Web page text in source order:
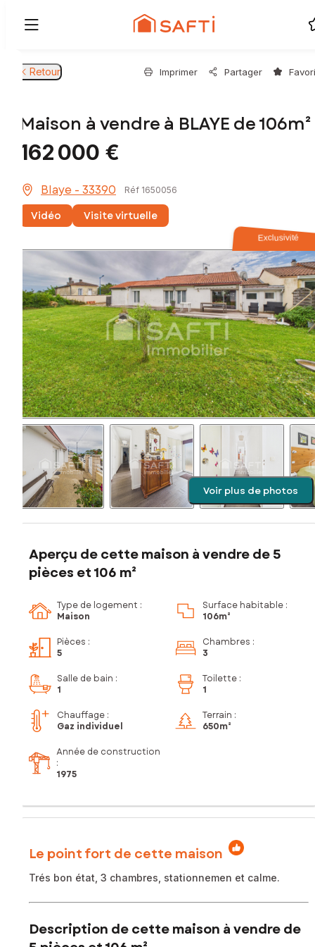
Retour Imprimer Partager
Maison à vendre à BLAYE de 106m²
162 000 €
Blaye - 33390 Réf 1650056
Vidéo Visite virtuelle
Exclusivité
Voir plus de photos
Aperçu de cette maison à vendre de 5
pièces et 106 m²
Type de logement :
Maison
Surface habitable :
106m²
Pièces :
5
Chambres :
3
Salle de bain :
1
Toilette :
1
Chauffage :
Gaz individuel
Terrain :
650m²
Année de construction
:
1975
Le point fort de cette maison
Trés bon état, 3 chambres, stationnemen et calme.
Description de cette maison à vendre de